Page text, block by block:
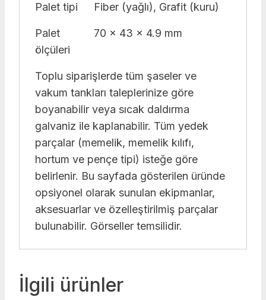
Palet tipi Fiber (yağlı), Grafit (kuru)
Palet
ölçüleri
70 x 43 x 4.9 mm
Toplu siparişlerde tüm şaseler ve
vakum tankları taleplerinize göre
boyanabilir veya sıcak daldırma
galvaniz ile kaplanabilir. Tüm yedek
parçalar (memelik, memelik kılıfı,
hortum ve pençe tipi) isteğe göre
belirlenir. Bu sayfada gösterilen üründe
opsiyonel olarak sunulan ekipmanlar,
aksesuarlar ve özelleştirilmiş parçalar
bulunabilir. Görseller temsilidir.
İlgili ürünler